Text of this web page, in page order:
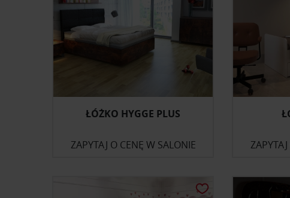
ŁÓŻKO HYGGE PLUS
ZAPYTAJ O CENĘ W SALONIE